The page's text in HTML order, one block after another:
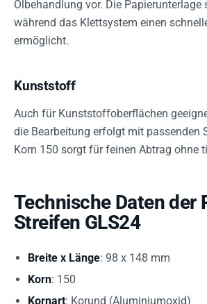
Ölbehandlung vor. Die
während das Klettsystem einen
ermöglicht.
Kunststoff
Auch für Kunststoffoberflächen
die Bearbeitung erfolgt mit passenden
Korn 150 sorgt für feinen Abtrag ohne
Technische Daten der
Streifen GLS24
Breite x Länge: 98 x 148 mm
Korn: 150
Kornart: Korund (Aluminiumoxid)